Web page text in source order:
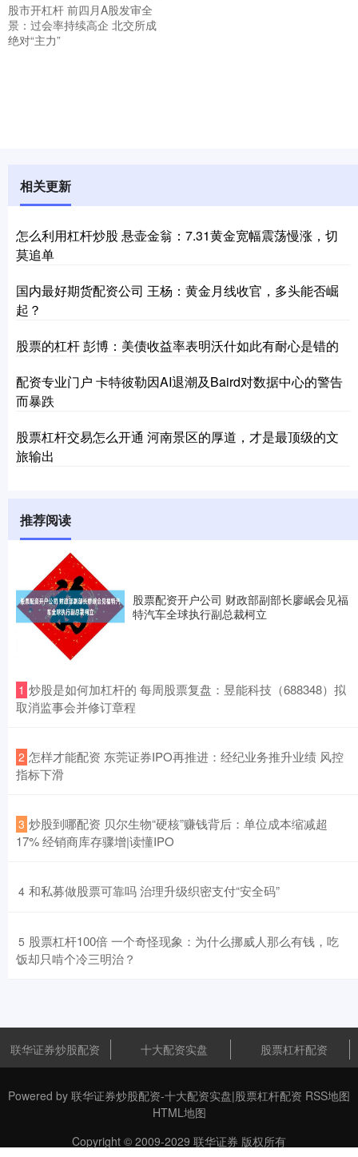
股市开杠杆 前四月A股发审全
景：过会率持续高企 北交所成
绝对“主力”
相关更新
怎么利用杠杆炒股 悬壶金翁：7.31黄金宽幅震荡慢涨，切
莫追单
国内最好期货配资公司 王杨：黄金月线收官，多头能否崛
起？
股票的杠杆 彭博：美债收益率表明沃什如此有耐心是错的
配资专业门户 卡特彼勒因AI退潮及Baird对数据中心的警告
而暴跌
股票杠杆交易怎么开通 河南景区的厚道，才是最顶级的文
旅输出
推荐阅读
股票配资开户公司 财政部副部长廖岷会见福
特汽车全球执行副总裁柯立
1 ​炒股是如何加杠杆的 每周股票复盘：昱能科技（688348）拟
取消监事会并修订章程
2 ​怎样才能配资 东莞证券IPO再推进：经纪业务推升业绩 风控
指标下滑
3 ​炒股到哪配资 贝尔生物“硬核”赚钱背后：单位成本缩减超
17% 经销商库存骤增|读懂IPO
4 ​和私募做股票可靠吗 治理升级织密支付“安全码”
5 ​股票杠杆100倍 一个奇怪现象：为什么挪威人那么有钱，吃
饭却只啃个冷三明治？
联华证券炒股配资 十大配资实盘 股票杠杆配资
Powered by 联华证券炒股配资-十大配资实盘|股票杠杆配资 RSS地图
HTML地图
Copyright © 2009-2029 联华证券 版权所有